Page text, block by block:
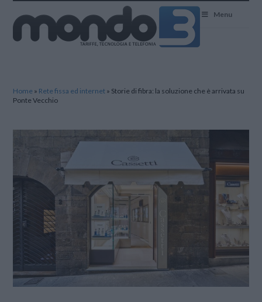
Menu
Home » Rete fissa ed internet » Storie di fibra: la soluzione che è arrivata su
Ponte Vecchio